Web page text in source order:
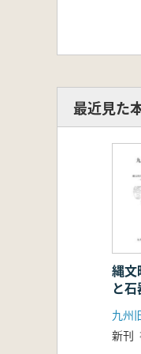
最近見た
縄文
と
動
九州
新刊